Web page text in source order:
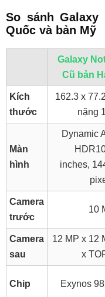
So sánh Galaxy
Quốc và bản Mỹ
Galaxy
Cũ bản
Kích
thước
162.3 x
nặng
Màn
hình
Dynamic
inches,
Camera
trước
10
Camera
sau
12 MP x 12
x
Chip Exynos